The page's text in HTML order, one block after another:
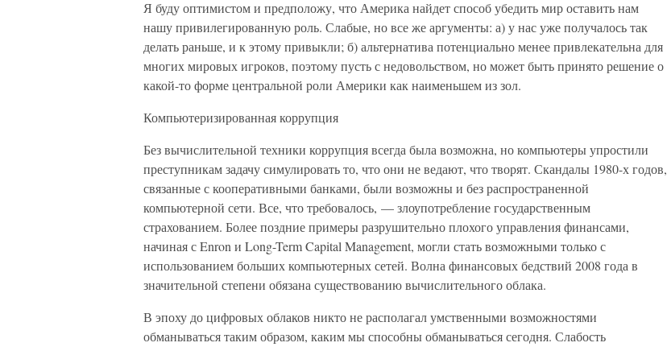
Я буду оптимистом и предположу, что Америка найдет способ убедить мир оставить нам
нашу привилегированную роль. Слабые, но все же аргументы: а) у нас уже получалось так
делать раньше, и к этому привыкли; б) альтернатива потенциально менее привлекательна для
многих мировых игроков, поэтому пусть с недовольством, но может быть принято решение о
какой-то форме центральной роли Америки как наименьшем из зол.
Компьютеризированная коррупция
Без вычислительной техники коррупция всегда была возможна, но компьютеры упростили
преступникам задачу симулировать то, что они не ведают, что творят. Скандалы 1980-х годов,
связанные с кооперативными банками, были возможны и без распространенной
компьютерной сети. Все, что требовалось, — злоупотребление государственным
страхованием. Более поздние примеры разрушительно плохого управления финансами,
начиная с Enron и Long-Term Capital Management, могли стать возможными только с
использованием больших компьютерных сетей. Волна финансовых бедствий 2008 года в
значительной степени обязана существованию вычислительного облака.
В эпоху до цифровых облаков никто не располагал умственными возможностями
обманываться таким образом, каким мы способны обманываться сегодня. Слабость